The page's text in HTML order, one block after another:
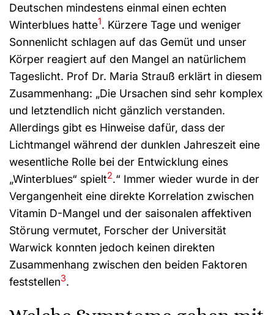
Deutschen mindestens einmal einen echten
Winterblues hatte1. Kürzere Tage und weniger
Sonnenlicht schlagen auf das Gemüt und unser
Körper reagiert auf den Mangel an natürlichem
Tageslicht. Prof Dr. Maria Strauß erklärt in diesem
Zusammenhang: „Die Ursachen sind sehr komplex
und letztendlich nicht gänzlich verstanden.
Allerdings gibt es Hinweise dafür, dass der
Lichtmangel während der dunklen Jahreszeit eine
wesentliche Rolle bei der Entwicklung eines
„Winterblues“ spielt2.“ Immer wieder wurde in der
Vergangenheit eine direkte Korrelation zwischen
Vitamin D-Mangel und der saisonalen affektiven
Störung vermutet, Forscher der Universität
Warwick konnten jedoch keinen direkten
Zusammenhang zwischen den beiden Faktoren
feststellen3.